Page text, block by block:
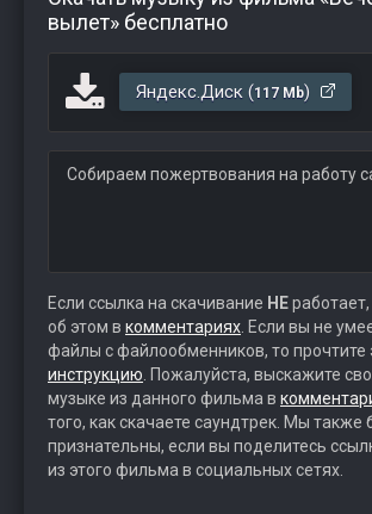
вылет» бесплатно
Яндекс.Диск (117 Mb)
Собираем пожертвования на работу
Если ссылка на скачивание НЕ
об этом в комментариях . Если вы не
файлы с файлообменников, то прочтите
инструкцию . Пожалуйста, выскажите
музыке из данного фильма в
того, как скачаете саундтрек. Мы также
признательны, если вы поделитесь
из этого фильма в социальных сетях.